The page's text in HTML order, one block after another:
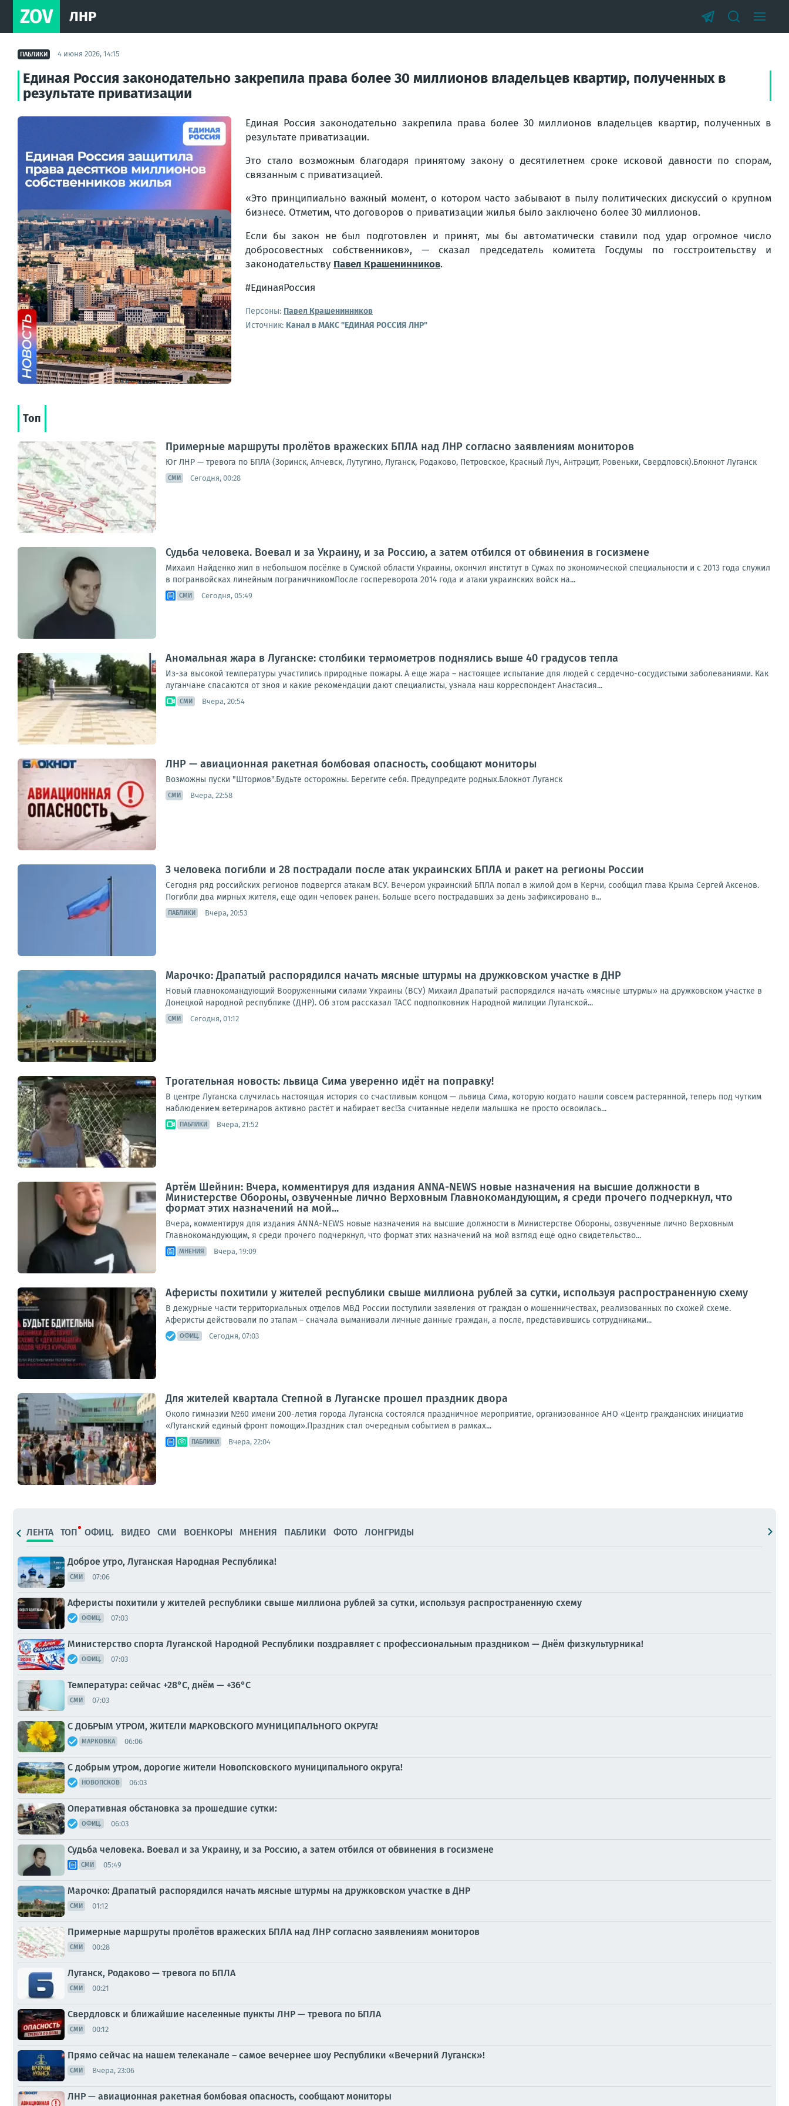
ZOV ЛНР
ПАБЛИКИ 4 июня 2026, 14:15
Единая Россия законодательно закрепила права более 30 миллионов владельцев квартир, полученных в
результате приватизации
Единая Россия законодательно закрепила права более 30 миллионов владельцев квартир, полученных в
результате приватизации.
Это стало возможным благодаря принятому закону о десятилетнем сроке исковой давности по спорам,
связанным с приватизацией.
«Это принципиально важный момент, о котором часто забывают в пылу политических дискуссий о крупном
бизнесе. Отметим, что договоров о приватизации жилья было заключено более 30 миллионов.
Если бы закон не был подготовлен и принят, мы бы автоматически ставили под удар огромное число
добросовестных собственников», — сказал председатель комитета Госдумы по госстроительству и
законодательству Павел Крашенинников.
#ЕдинаяРоссия
Персоны: Павел Крашенинников
Источник: Канал в МАКС "ЕДИНАЯ РОССИЯ ЛНР"
Топ
Примерные маршруты пролётов вражеских БПЛА над ЛНР согласно заявлениям мониторов
Юг ЛНР — тревога по БПЛА (Зоринск, Алчевск, Лутугино, Луганск, Родаково, Петровское, Красный Луч, Антрацит, Ровеньки, Свердловск).Блокнот Луганск
СМИ Сегодня, 00:28
Судьба человека. Воевал и за Украину, и за Россию, а затем отбился от обвинения в госизмене
Михаил Найденко жил в небольшом посёлке в Сумской области Украины, окончил институт в Сумах по экономической специальности и с 2013 года служил
в погранвойсках линейным пограничникомПосле госпереворота 2014 года и атаки украинских войск на...
СМИ Сегодня, 05:49
Аномальная жара в Луганске: столбики термометров поднялись выше 40 градусов тепла
Из-за высокой температуры участились природные пожары. А еще жара – настоящее испытание для людей с сердечно-сосудистыми заболеваниями. Как
луганчане спасаются от зноя и какие рекомендации дают специалисты, узнала наш корреспондент Анастасия...
СМИ Вчера, 20:54
ЛНР — авиационная ракетная бомбовая опасность, сообщают мониторы
Возможны пуски "Штормов".Будьте осторожны. Берегите себя. Предупредите родных.Блокнот Луганск
СМИ Вчера, 22:58
3 человека погибли и 28 пострадали после атак украинских БПЛА и ракет на регионы России
Сегодня ряд российских регионов подвергся атакам ВСУ. Вечером украинский БПЛА попал в жилой дом в Керчи, сообщил глава Крыма Сергей Аксенов.
Погибли два мирных жителя, еще один человек ранен. Больше всего пострадавших за день зафиксировано в...
ПАБЛИКИ Вчера, 20:53
Марочко: Драпатый распорядился начать мясные штурмы на дружковском участке в ДНР
Новый главнокомандующий Вооруженными силами Украины (ВСУ) Михаил Драпатый распорядился начать «мясные штурмы» на дружковском участке в
Донецкой народной республике (ДНР). Об этом рассказал ТАСС подполковник Народной милиции Луганской...
СМИ Сегодня, 01:12
Трогательная новость: львица Сима уверенно идёт на поправку!
В центре Луганска случилась настоящая история со счастливым концом — львица Сима, которую когдато нашли совсем растерянной, теперь под чутким
наблюдением ветеринаров активно растёт и набирает вес!За считанные недели малышка не просто освоилась...
ПАБЛИКИ Вчера, 21:52
Артём Шейнин: Вчера, комментируя для издания ANNA-NEWS новые назначения на высшие должности в
Министерстве Обороны, озвученные лично Верховным Главнокомандующим, я среди прочего подчеркнул, что
формат этих назначений на мой...
Вчера, комментируя для издания ANNA-NEWS новые назначения на высшие должности в Министерстве Обороны, озвученные лично Верховным
Главнокомандующим, я среди прочего подчеркнул, что формат этих назначений на мой взгляд ещё одно свидетельство...
МНЕНИЯ Вчера, 19:09
Аферисты похитили у жителей республики свыше миллиона рублей за сутки, используя распространенную схему
В дежурные части территориальных отделов МВД России поступили заявления от граждан о мошенничествах, реализованных по схожей схеме.
Аферисты действовали по этапам – сначала выманивали личные данные граждан, а после, представившись сотрудниками...
ОФИЦ. Сегодня, 07:03
Для жителей квартала Степной в Луганске прошел праздник двора
Около гимназии №60 имени 200-летия города Луганска состоялся праздничное мероприятие, организованное АНО «Центр гражданских инициатив
«Луганский единый фронт помощи».Праздник стал очередным событием в рамках...
ПАБЛИКИ Вчера, 22:04
ЛЕНТА ТОП ОФИЦ. ВИДЕО СМИ ВОЕНКОРЫ МНЕНИЯ ПАБЛИКИ ФОТО ЛОНГРИДЫ
Доброе утро, Луганская Народная Республика!
СМИ 07:06
Аферисты похитили у жителей республики свыше миллиона рублей за сутки, используя распространенную схему
ОФИЦ. 07:03
Министерство спорта Луганской Народной Республики поздравляет с профессиональным праздником — Днём физкультурника!
ОФИЦ. 07:03
Температура: сейчас +28°C, днём — +36°C
СМИ 07:03
С ДОБРЫМ УТРОМ, ЖИТЕЛИ МАРКОВСКОГО МУНИЦИПАЛЬНОГО ОКРУГА!
МАРКОВКА 06:06
С добрым утром, дорогие жители Новопсковского муниципального округа!
НОВОПСКОВ 06:03
Оперативная обстановка за прошедшие сутки:
ОФИЦ. 06:03
Судьба человека. Воевал и за Украину, и за Россию, а затем отбился от обвинения в госизмене
СМИ 05:49
Марочко: Драпатый распорядился начать мясные штурмы на дружковском участке в ДНР
СМИ 01:12
Примерные маршруты пролётов вражеских БПЛА над ЛНР согласно заявлениям мониторов
СМИ 00:28
Луганск, Родаково — тревога по БПЛА
СМИ 00:21
Свердловск и ближайшие населенные пункты ЛНР — тревога по БПЛА
СМИ 00:12
Прямо сейчас на нашем телеканале – самое вечернее шоу Республики «Вечерний Луганск»!
СМИ Вчера, 23:06
ЛНР — авиационная ракетная бомбовая опасность, сообщают мониторы